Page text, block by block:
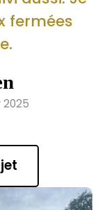
fermées
2025